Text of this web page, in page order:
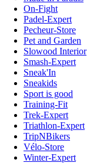
On-Fight
Padel-Expert
Pecheur-Store
Pet and Garden
Slowood Interior
Smash-Expert
Sneak'In
Sneakids
Sport is good
Training-Fit
Trek-Expert
Triathlon-Expert
TripNBikers
Vélo-Store
Winter-Expert